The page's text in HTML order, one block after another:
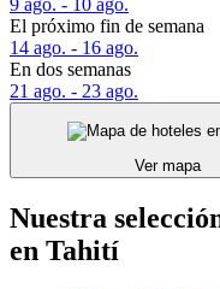
El próximo fin de semana
14 ago. - 16 ago.
En dos semanas
21 ago. - 23 ago.
Ver mapa
Nuestra
en Tahití